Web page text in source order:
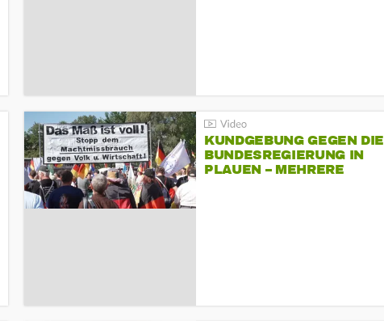
KUNDGEBUNG GEGEN DIE
BUNDESREGIERUNG IN
PLAUEN – MEHRERE